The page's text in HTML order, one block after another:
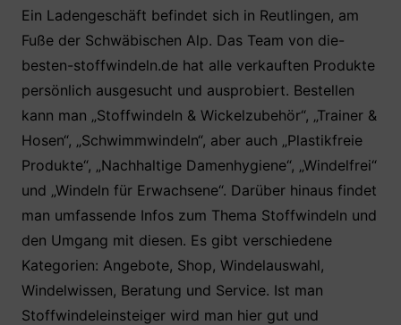
Ein Ladengeschäft befindet sich in Reutlingen, am
Fuße der Schwäbischen Alp. Das Team von die-
besten-stoffwindeln.de hat alle verkauften Produkte
persönlich ausgesucht und ausprobiert. Bestellen
kann man „Stoffwindeln & Wickelzubehör“, „Trainer &
Hosen“, „Schwimmwindeln“, aber auch „Plastikfreie
Produkte“, „Nachhaltige Damenhygiene“, „Windelfrei“
und „Windeln für Erwachsene“. Darüber hinaus findet
man umfassende Infos zum Thema Stoffwindeln und
den Umgang mit diesen. Es gibt verschiedene
Kategorien: Angebote, Shop, Windelauswahl,
Windelwissen, Beratung und Service. Ist man
Stoffwindeleinsteiger wird man hier gut und